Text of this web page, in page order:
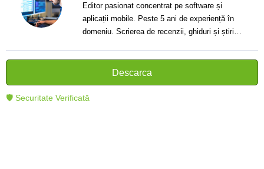
Editor pasionat concentrat pe software și
aplicații mobile. Peste 5 ani de experiență în
domeniu. Scrierea de recenzii, ghiduri și știri.
cititorii să înțeleagă și să folosească mai bine
tehnologia modernă.
Descarca
🛡 Securitate Verificată